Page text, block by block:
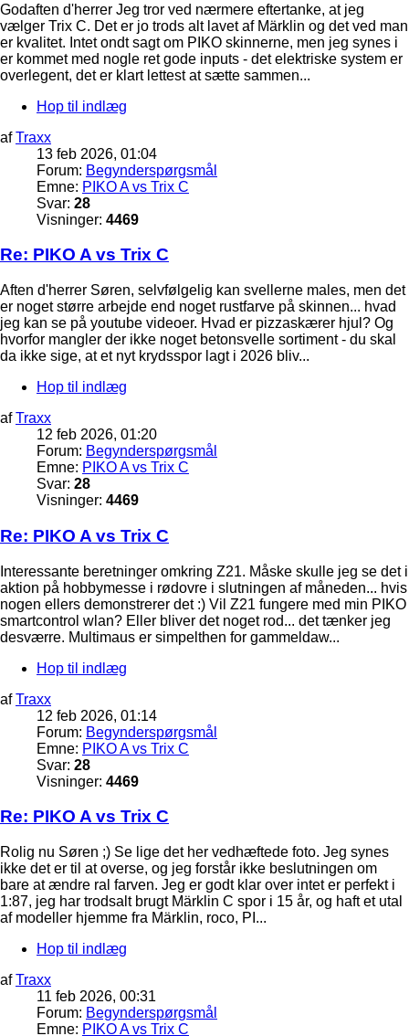
Godaften d'herrer Jeg tror ved nærmere eftertanke, at jeg
vælger Trix C. Det er jo trods alt lavet af Märklin og det ved man
er kvalitet. Intet ondt sagt om PIKO skinnerne, men jeg synes i
er kommet med nogle ret gode inputs - det elektriske system er
overlegent, det er klart lettest at sætte sammen...
Hop til indlæg
afTraxx
13 feb 2026, 01:04
Forum: Begynderspørgsmål
Emne: PIKO A vs Trix C
Svar: 28
Visninger: 4469
Re: PIKO A vs Trix C
Aften d'herrer Søren, selvfølgelig kan svellerne males, men det
er noget større arbejde end noget rustfarve på skinnen... hvad
jeg kan se på youtube videoer. Hvad er pizzaskærer hjul? Og
hvorfor mangler der ikke noget betonsvelle sortiment - du skal
da ikke sige, at et nyt krydsspor lagt i 2026 bliv...
Hop til indlæg
afTraxx
12 feb 2026, 01:20
Forum: Begynderspørgsmål
Emne: PIKO A vs Trix C
Svar: 28
Visninger: 4469
Re: PIKO A vs Trix C
Interessante beretninger omkring Z21. Måske skulle jeg se det i
aktion på hobbymesse i rødovre i slutningen af måneden... hvis
nogen ellers demonstrerer det :) Vil Z21 fungere med min PIKO
smartcontrol wlan? Eller bliver det noget rod... det tænker jeg
desværre. Multimaus er simpelthen for gammeldaw...
Hop til indlæg
afTraxx
12 feb 2026, 01:14
Forum: Begynderspørgsmål
Emne: PIKO A vs Trix C
Svar: 28
Visninger: 4469
Re: PIKO A vs Trix C
Rolig nu Søren ;) Se lige det her vedhæftede foto. Jeg synes
ikke det er til at overse, og jeg forstår ikke beslutningen om
bare at ændre ral farven. Jeg er godt klar over intet er perfekt i
1:87, jeg har trodsalt brugt Märklin C spor i 15 år, og haft et utal
af modeller hjemme fra Märklin, roco, PI...
Hop til indlæg
afTraxx
11 feb 2026, 00:31
Forum: Begynderspørgsmål
Emne: PIKO A vs Trix C